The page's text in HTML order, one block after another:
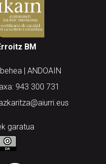
BM
| ANDOAIN
943 300 731
garatua